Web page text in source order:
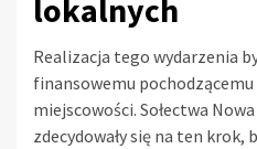
lokalnych
Realizacja tego wydarzenia
finansowemu pochodzącemu
miejscowości. Sołectwa
zdecydowały się na ten